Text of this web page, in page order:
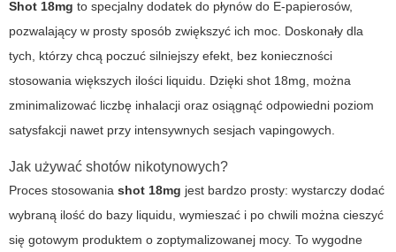
Shot 18mg to specjalny dodatek do płynów do E-papierosów,
pozwalający w prosty sposób zwiększyć ich moc. Doskonały dla
tych, którzy chcą poczuć silniejszy efekt, bez konieczności
stosowania większych ilości liquidu. Dzięki shot 18mg , można
zminimalizować liczbę inhalacji oraz osiągnąć odpowiedni poziom
satysfakcji nawet przy intensywnych sesjach vapingowych.
Jak używać shotów nikotynowych?
Proces stosowania shot 18mg jest bardzo prosty: wystarczy dodać
wybraną ilość do bazy liquidu, wymieszać i po chwili można cieszyć
się gotowym produktem o zoptymalizowanej mocy. To wygodne